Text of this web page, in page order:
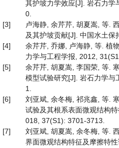
其护坡力学效应[J]. 岩石力
0.
[3]
卢海静, 余芹芹, 胡夏嵩, 等.
及其护坡贡献[J]. 中国水土保
[4]
余芹芹, 乔娜, 卢海静, 等. 植
力学与工程学报, 2012,
[5]
余芹芹, 胡夏嵩, 李国荣, 等.
模型试验研究[J]. 岩石力学
1.
[6]
刘亚斌, 余冬梅, 祁兆鑫, 等.
试验及其根系表面微观结构
018, 37(S1): 3701-3713.
[7]
刘亚斌, 胡夏嵩, 余冬梅, 等.
界面微观结构特征及摩擦特